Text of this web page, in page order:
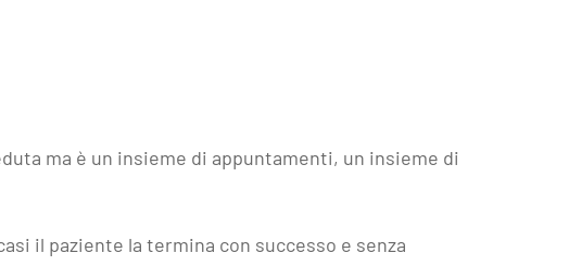
ma è un insieme di appuntamenti, un insieme di
il paziente la termina con successo e senza